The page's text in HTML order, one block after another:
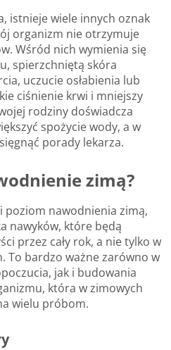
istnieje wiele innych oznak
organizm nie otrzymuje
Wśród nich wymienia się
spierzchniętą skóra
uczucie osłabienia lub
ciśnienie krwi i mniejszy
rodziny doświadcza
spożycie wody, a w
porady lekarza.
zimą?
poziom nawodnienia zimą,
nawyków, które będą
przez cały rok, a nie tylko w
To bardzo ważne zarówno w
jak i budowania
która w zimowych
wielu próbom.